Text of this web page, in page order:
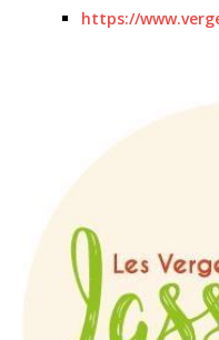
https://